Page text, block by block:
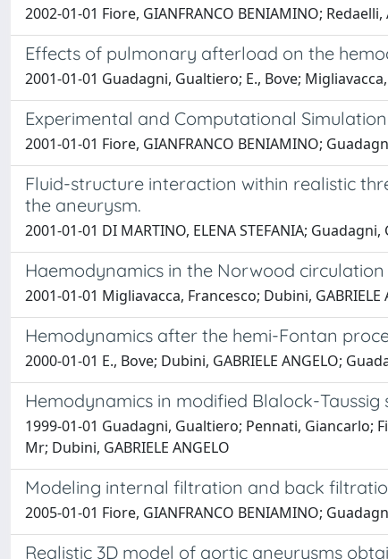
2002-01-01 Fiore, GIANFRANCO BENIAMINO;
Effects of pulmonary afterload on the
2001-01-01 Guadagni, Gualtiero; E., Bove;
Experimental and Computational
2001-01-01 Fiore, GIANFRANCO BENIAMINO;
Fluid-structure interaction within realistic
the aneurysm.
2001-01-01 DI MARTINO, ELENA STEFANIA;
Haemodynamics in the Norwood circulation
2001-01-01 Migliavacca, Francesco; Dubini,
Hemodynamics after the hemi-Fontan
2000-01-01 E., Bove; Dubini, GABRIELE ANGELO;
Hemodynamics in modified Blalock-Taussig
1999-01-01 Guadagni, Gualtiero; Pennati, Giancarlo;
Mr; Dubini, GABRIELE ANGELO
Modeling internal filtration and back
2005-01-01 Fiore, GIANFRANCO BENIAMINO;
Realistic 3D model of aortic aneurysms